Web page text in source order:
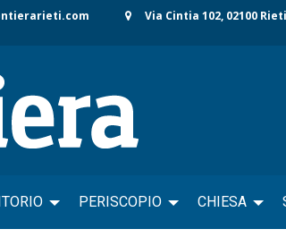
Via Cintia 102, 02100 Rieti
PERISCOPIO CHIESA